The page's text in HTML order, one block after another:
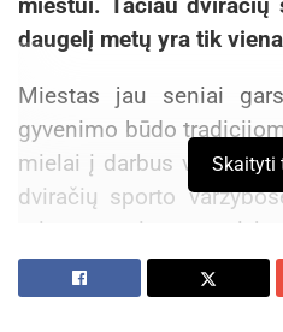
daugelį metų yra tik
Miestas jau seniai
gyvenimo būdo
mielai į darbus važiuoja
dviračių sporto
miestą garsina
sukurta treniruočių bei
Skaityti